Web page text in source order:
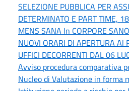
SELEZIONE PUBBLICA PER
DETERMINATO E PART TIME,
MENS SANA In CORPORE SANO
NUOVI ORARI DI APERTURA Al
UFFICI DECORRENTI DAL 06
Avviso procedura comparativa
Nucleo di Valutazione in forma